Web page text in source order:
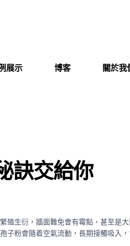
展示 博客 關於我
訣交給你
殖生衍，牆面難免會有霉點，甚至是
子粉會隨着空氣流動，長期接觸吸入